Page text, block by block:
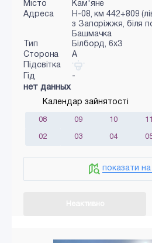
Місто
Кам'яне
Адреса
Н-08, км 442+809
з Запоріжжя, біля
Башмачка
Тип
Білборд, 6х3
Сторона
A
Підсвітка
Гід
-
нет данных
Календар зайнятості
08 09 10 11
02 03 04
показати на